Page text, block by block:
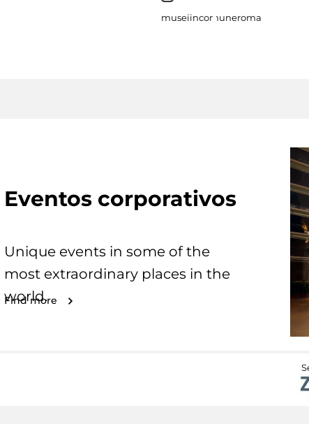
museiincomuneroma
Eventos corporativos
Unique events in some of the
most extraordinary places in the
world.
Find more